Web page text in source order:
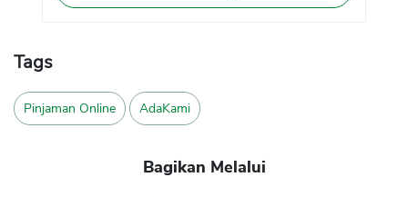
Tags
Pinjaman Online AdaKami
Bagikan Melalui